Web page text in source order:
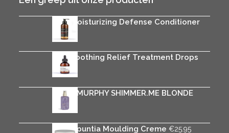
Rica Moisturizing Defense Conditioner
27.95
Rica Soothing Relief Treatment Drops
29.95
KEVIN.MURPHY SHIMMER.ME BLONDE
33.50
Rica Opuntia Moulding Creme €25.95